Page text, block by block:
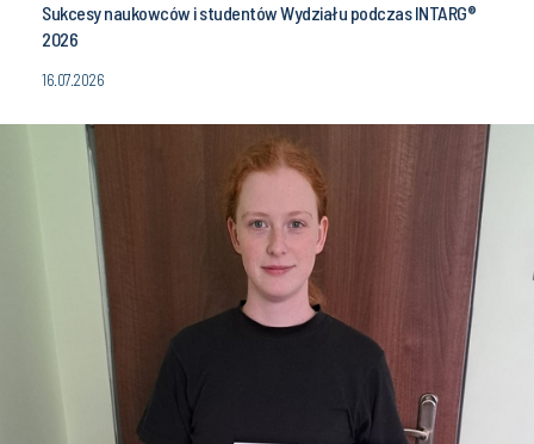
Sukcesy naukowców i studentów Wydziału podczas INTARG®
2026
16.07.2026